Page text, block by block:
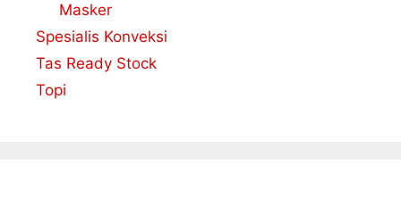
Masker
Spesialis Konveksi
Tas Ready Stock
Topi